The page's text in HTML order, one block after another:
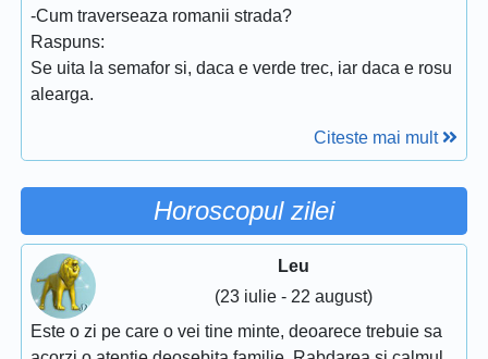
-Cum traverseaza romanii strada?
Raspuns:
Se uita la semafor si, daca e verde trec, iar daca e rosu
alearga.
Citeste mai mult
Horoscopul zilei
Leu
(23 iulie - 22 august)
Este o zi pe care o vei tine minte, deoarece trebuie sa